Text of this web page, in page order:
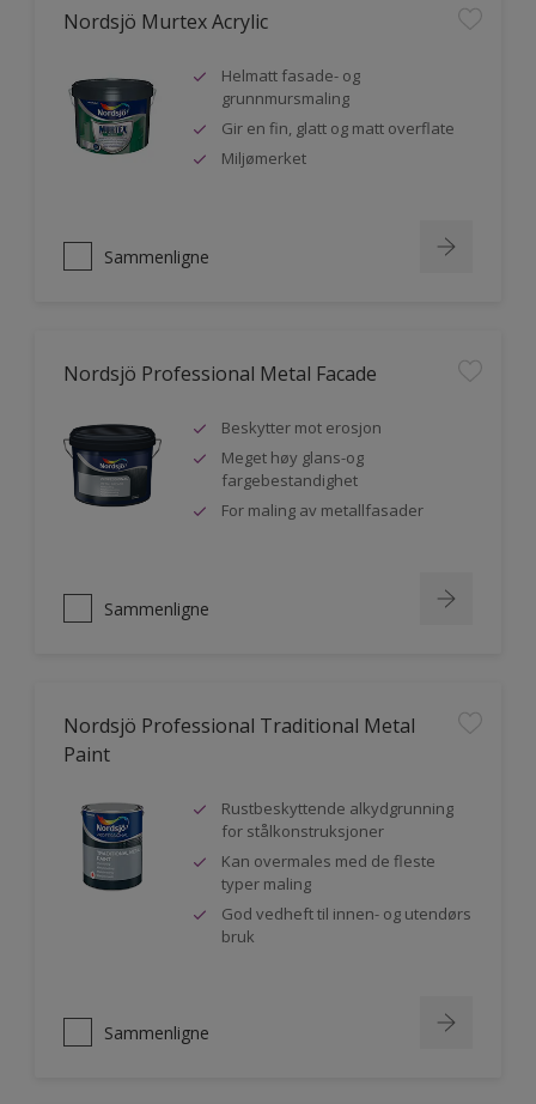
Nordsjö Murtex Acrylic
Helmatt fasade- og
grunnmursmaling
Gir en fin, glatt og matt overflate
Miljømerket
Sammenligne
Nordsjö Professional Metal Facade
Beskytter mot erosjon
Meget høy glans-og
fargebestandighet
For maling av metallfasader
Sammenligne
Nordsjö Professional Traditional Metal
Paint
Rustbeskyttende alkydgrunning
for stålkonstruksjoner
Kan overmales med de fleste
typer maling
God vedheft til innen- og utendørs
bruk
Sammenligne